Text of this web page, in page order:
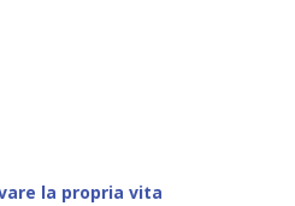
la propria vita